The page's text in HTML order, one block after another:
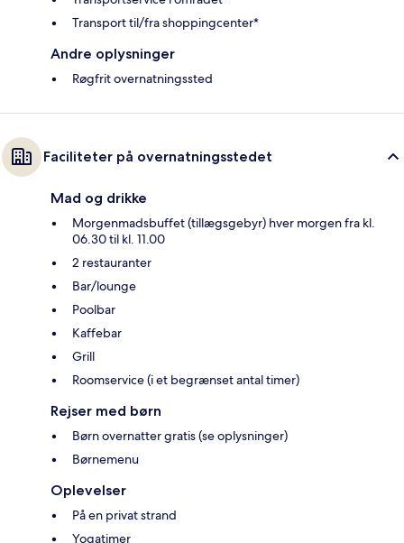
Transport til/fra shoppingcenter*
Andre oplysninger
Røgfrit overnatningssted
Faciliteter på overnatningsstedet
Mad og drikke
Morgenmadsbuffet (tillægsgebyr) hver morgen fra kl.
06.30 til kl. 11.00
2 restauranter
Bar/lounge
Poolbar
Kaffebar
Grill
Roomservice (i et begrænset antal timer)
Rejser med børn
Børn overnatter gratis (se oplysninger)
Børnemenu
Oplevelser
På en privat strand
Yogatimer